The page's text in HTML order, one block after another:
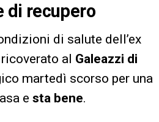
di recupero
di salute dell’ex
al Galeazzi di
martedì scorso per una
e sta bene.